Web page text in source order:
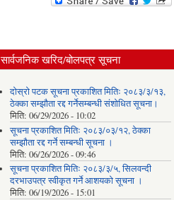
सार्वजनिक खरिद/बोलपत्र सूचना
दोस्रो पटक सूचना प्रकाशित मितिः २०८३/३/१३,
ठेक्का सम्झौता रद्द गर्नेसम्बन्धी संशोधित सूचना।
मिति: 06/29/2026 - 10:02
सूचना प्रकाशित मितिः २०८३/०३/१२, ठेक्का
सम्झौता रद्द गर्ने सम्बन्धी सूचना ।
मिति: 06/26/2026 - 09:46
सूचना प्रकाशित मितिः २०८३/३/५, सिलवन्दी
दरभाउपत्र स्वीकृत गर्ने आशयको सूचना ।
मिति: 06/19/2026 - 15:01